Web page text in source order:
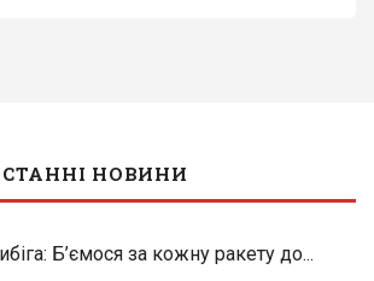
НОВИНИ
Б’ємося за кожну ракету до...